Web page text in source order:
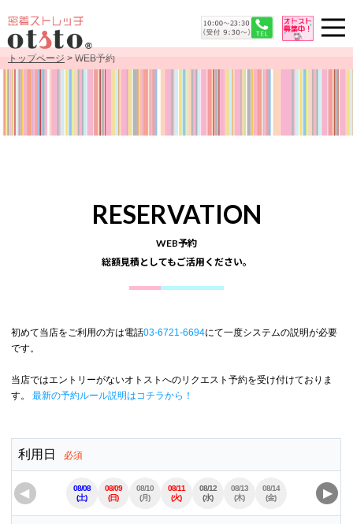
トップページ > WEB予約
RESERVATION
WEB予約
総額見積としてもご活用ください。
初めて当店をご利用の方は電話03-6721-6694にて一度システムの説明が必要
です。
当店ではエントリーがないオトストへのリクエスト予約を受け付けておりま
す。
最新の予約ルール説明はコチラから！
利用日 必須
◀
08/08
(土)
08/09
(日)
08/10
(月)
08/11
(火)
08/12
(水)
08/13
(木)
08/14
(金)
08/16
(日)
▶